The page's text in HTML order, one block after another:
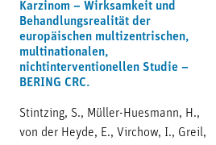
Karzinom – Wirksamkeit und
Behandlungsrealität der
europäischen multizentrischen,
multinationalen,
nichtinterventionellen Studie –
BERING CRC.
Stintzing, S., Müller-Huesmann, H.,
von der Heyde, E., Virchow, I., Greil,